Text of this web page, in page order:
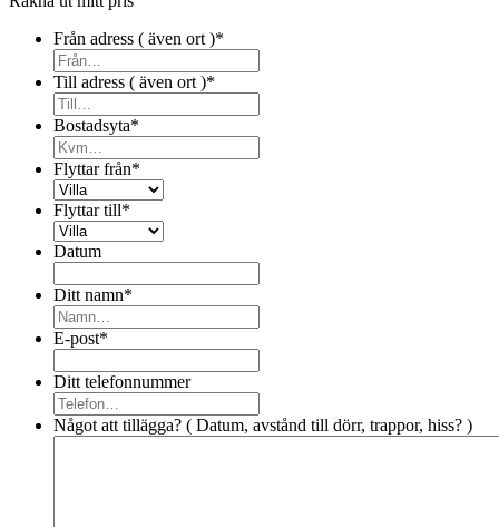
Från adress ( även ort )*
Till adress ( även ort )*
Bostadsyta*
Flyttar från*
Flyttar till*
Datum
Ditt namn*
E-post*
Ditt telefonnummer
Något att tillägga? ( Datum, avstånd till dörr, trappor, hiss? )